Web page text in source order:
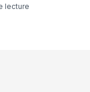
lecture